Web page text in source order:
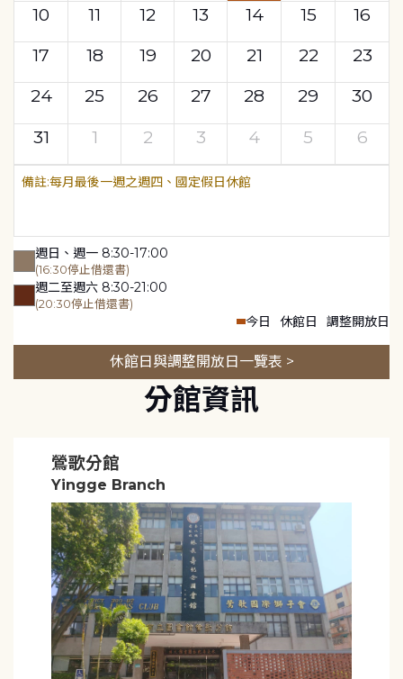
10
11 12 13 14 15
16
17
18 19 20 21 22
23
24
25 26 27 28 29
30
31
1 2 3 4 5 6
每月最後一週之週四、國定假日休館
週日、週一 8:30-17:00
(16:30停止借還書)
週二至週六 8:30-21:00
(20:30停止借還書)
今日 休館日 調整開放日
休館日與調整開放日一覽表 >
分館資訊
鶯歌分館
Yingge Branch